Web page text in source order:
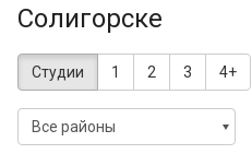
Солигорске
Студии 1 2 3 4+
Все районы